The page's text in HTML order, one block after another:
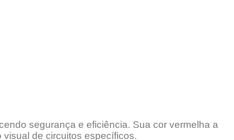
segurança e eficiência. Sua cor vermelha a
de circuitos específicos.